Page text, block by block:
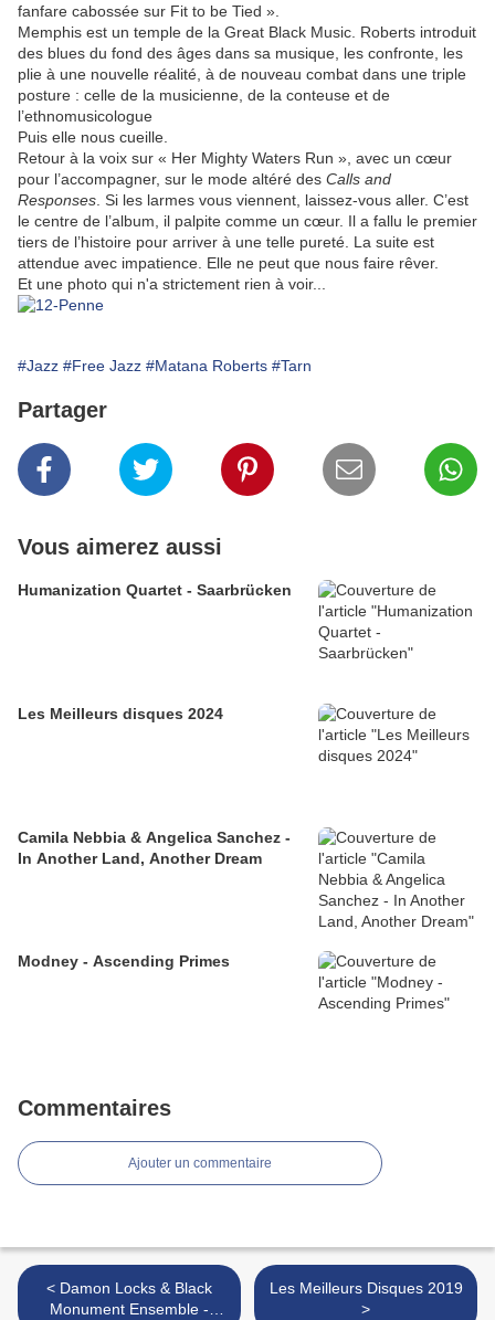
fanfare cabossée sur Fit to be Tied ».
Memphis est un temple de la Great Black Music. Roberts introduit
des blues du fond des âges dans sa musique, les confronte, les
plie à une nouvelle réalité, à de nouveau combat dans une triple
posture : celle de la musicienne, de la conteuse et de
l’ethnomusicologue
Puis elle nous cueille.
Retour à la voix sur « Her Mighty Waters Run », avec un cœur
pour l’accompagner, sur le mode altéré des Calls and
Responses . Si les larmes vous viennent, laissez-vous aller. C’est
le centre de l’album, il palpite comme un cœur. Il a fallu le premier
tiers de l’histoire pour arriver à une telle pureté. La suite est
attendue avec impatience. Elle ne peut que nous faire rêver.
Et une photo qui n'a strictement rien à voir...
#Jazz #Free Jazz #Matana Roberts #Tarn
Partager
Vous aimerez aussi
Humanization Quartet - Saarbrücken
Les Meilleurs disques 2024
Camila Nebbia & Angelica Sanchez -
In Another Land, Another Dream
Modney - Ascending Primes
Commentaires
Ajouter un commentaire
< Damon Locks & Black
Monument Ensemble -
Les Meilleurs Disques 2019
>